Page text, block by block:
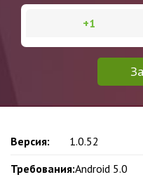
+1
Версия:
1.0.52
Требования:Android 5.0